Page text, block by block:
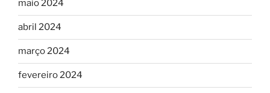
maio 2024
abril 2024
março 2024
fevereiro 2024